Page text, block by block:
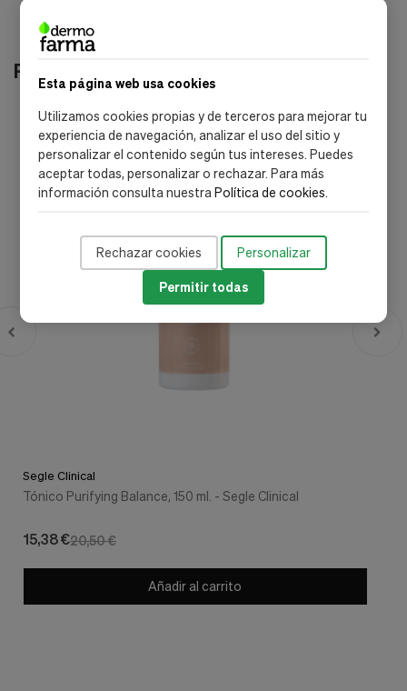
Esta página web usa cookies
Utilizamos cookies propias y de terceros para mejorar tu
experiencia de navegación, analizar el uso del sitio y
personalizar el contenido según tus intereses. Puedes
aceptar todas, personalizar o rechazar. Para más
información consulta nuestraPolítica de cookies.
Rechazar cookies Personalizar
Permitir todas
Productos relacionados
-25%
Segle Clinical
Tónico Purifying Balance, 150 ml. - Segle Clinical
20,50 €
15,38 €
Añadir al carrito